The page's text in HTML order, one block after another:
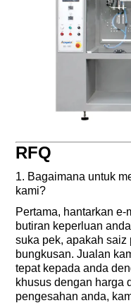
RFQ
1. Bagaimana untuk
kami?
Pertama, hantarkan
butiran keperluan
suka pek, apakah
bungkusan. Jualan
tepat kepada anda
khusus dengan harga
pengesahan anda,